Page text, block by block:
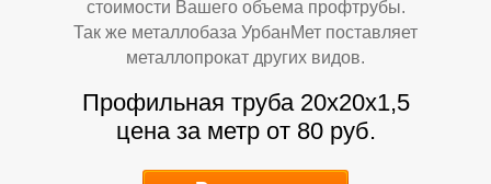
стоимости Вашего объема профтрубы.
Так же металлобаза УрбанМет поставляет
металлопрокат других видов.
Профильная труба 20х20х1,5
цена за метр от 80 руб.